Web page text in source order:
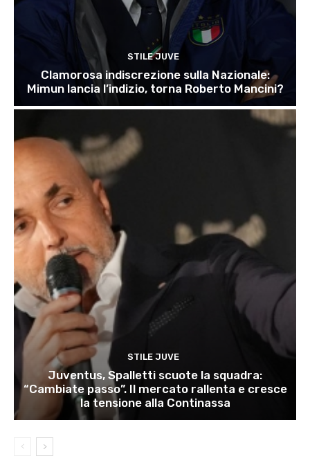
STILE JUVE
Clamorosa indiscrezione sulla Nazionale:
Mimun lancia l’indizio, torna Roberto Mancini?
STILE JUVE
Juventus, Spalletti scuote la squadra:
“Cambiate passo”. Il mercato rallenta e cresce
la tensione alla Continassa